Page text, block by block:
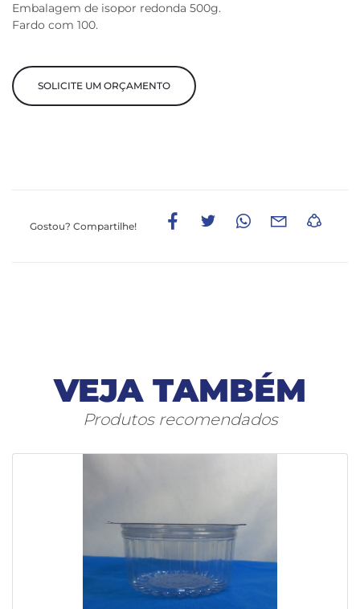
Embalagem de isopor redonda 500g.
Fardo com 100.
SOLICITE UM ORÇAMENTO
Gostou? Compartilhe!
VEJA TAMBÉM
Produtos recomendados